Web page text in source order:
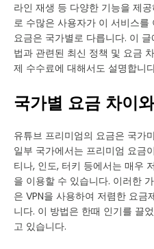
라인 재생 등 다양한 기능을 제
로 수많은 사용자가 이 서비스
요금은 국가별로 다릅니다. 이
법과 관련된 최신 정책 및 요금
제 수수료에 대해서도 설명합니
국가별 요금 차이
유튜브 프리미엄의 요금은 국가
일부 국가에서는 프리미엄 요금
티나, 인도, 터키 등에서는 매우
을 이용할 수 있습니다. 이러한
은 VPN을 사용하여 저렴한 요
니다. 이 방법은 한때 인기를 끌
고 있습니다.